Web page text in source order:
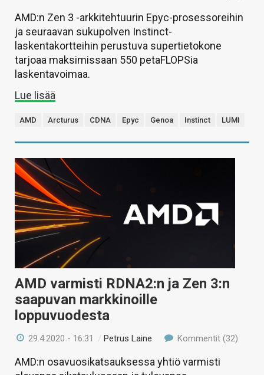
AMD:n Zen 3 -arkkitehtuurin Epyc-prosessoreihin
ja seuraavan sukupolven Instinct-
laskentakortteihin perustuva supertietokone
tarjoaa maksimissaan 550 petaFLOPSia
laskentavoimaa.
Lue lisää
AMD Arcturus CDNA Epyc Genoa Instinct LUMI
AMD varmisti RDNA2:n ja Zen 3:n
saapuvan markkinoille
loppuvuodesta
29.4.2020 - 16:31 /Petrus Laine Kommentit (32)
AMD:n osavuosikatsauksessa yhtiö varmisti